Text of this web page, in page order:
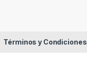
Términos y Condiciones